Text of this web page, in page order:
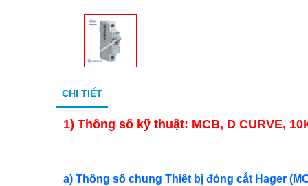
CHI TIẾT
1) Thông số kỹ thuật: MCB, D CURVE,
a) Thông số chung Thiết bị đóng cắt Hager